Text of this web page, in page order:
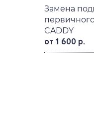
Замена
CADDY
от 1 600 р.